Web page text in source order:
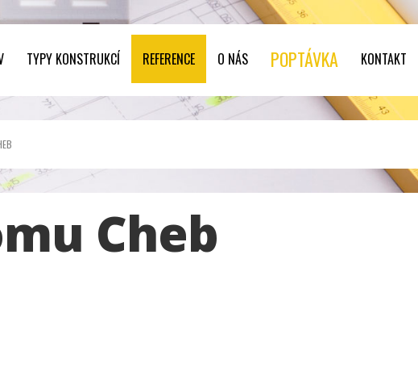
TYPY KONSTRUKCÍ REFERENCE O NÁS POPTÁVKA KONTAKT
Cheb